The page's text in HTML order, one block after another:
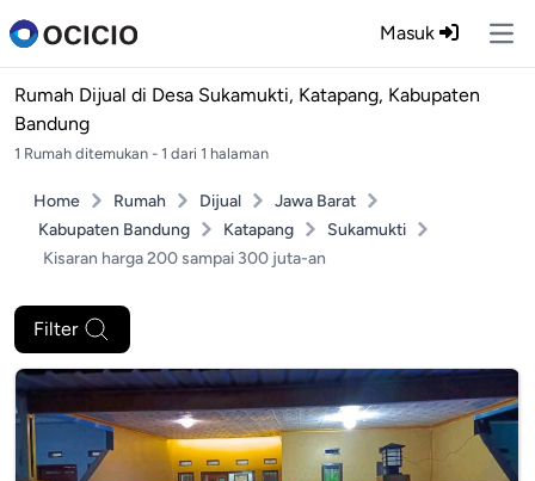
Masuk
Rumah Dijual di Desa Sukamukti, Katapang, Kabupaten
Bandung
1 Rumah ditemukan - 1 dari 1 halaman
Home Rumah Dijual
Jawa Barat
Kabupaten Bandung
Katapang
Sukamukti
Kisaran harga 200 sampai 300 juta-an
Filter